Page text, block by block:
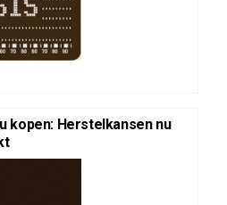
kopen: Herstelkansen nu